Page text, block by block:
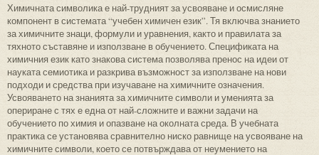
Химичната символика е най-трудният за усвояване и осмисляне
компонент в системата “учебен химичен език”. Тя включва знанието
за химичните знаци, формули и уравнения, както и правилата за
тяхното съставяне и използване в обучението. Спецификата на
химичния език като знакова система позволява пренос на идеи от
науката семиотика и разкрива възможност за използване на нови
подходи и средства при изучаване на химичните означения.
Усвояването на знанията за химичните символи и уменията за
опериране с тях е една от най-сложните и важни задачи на
обучението по химия и опазване на околната среда. В учебната
практика се установява сравнително ниско равнище на усвояване на
химичните символи, което се потвърждава от неумението на